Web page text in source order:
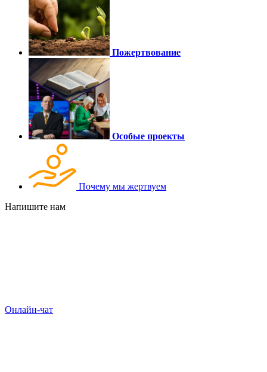
Пожертвование
Особые проекты
Почему мы жертвуем
Напишите нам
Онлайн-чат